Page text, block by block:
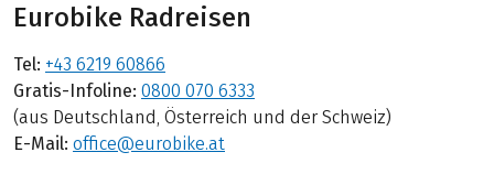
Eurobike Radreisen
Tel: +43 6219 60866
Gratis-Infoline: 0800 070 6333
(aus Deutschland, Österreich und der Schweiz)
E-Mail: office@eurobike.at